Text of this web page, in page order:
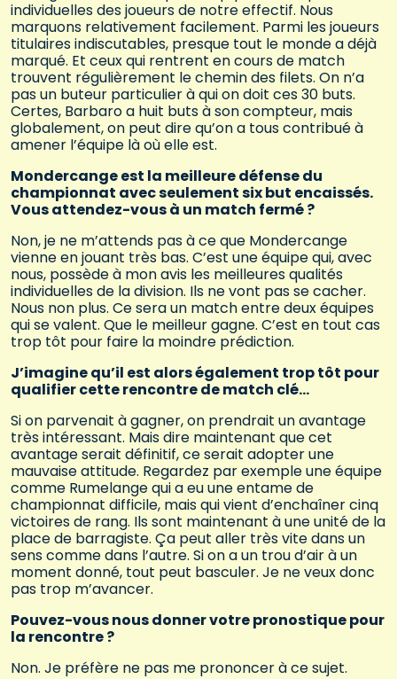
individuelles des joueurs de notre effectif. Nous
marquons relativement facilement. Parmi les joueurs
titulaires indiscutables, presque tout le monde a déjà
marqué. Et ceux qui rentrent en cours de match
trouvent régulièrement le chemin des filets. On n’a
pas un buteur particulier à qui on doit ces 30 buts.
Certes, Barbaro a huit buts à son compteur, mais
globalement, on peut dire qu’on a tous contribué à
amener l’équipe là où elle est.
Mondercange est la meilleure défense du
championnat avec seulement six but encaissés.
Vous attendez-vous à un match fermé ?
Non, je ne m’attends pas à ce que Mondercange
vienne en jouant très bas. C’est une équipe qui, avec
nous, possède à mon avis les meilleures qualités
individuelles de la division. Ils ne vont pas se cacher.
Nous non plus. Ce sera un match entre deux équipes
qui se valent. Que le meilleur gagne. C’est en tout cas
trop tôt pour faire la moindre prédiction.
J’imagine qu’il est alors également trop tôt pour
qualifier cette rencontre de match clé…
Si on parvenait à gagner, on prendrait un avantage
très intéressant. Mais dire maintenant que cet
avantage serait définitif, ce serait adopter une
mauvaise attitude. Regardez par exemple une équipe
comme Rumelange qui a eu une entame de
championnat difficile, mais qui vient d’enchaîner cinq
victoires de rang. Ils sont maintenant à une unité de la
place de barragiste. Ça peut aller très vite dans un
sens comme dans l’autre. Si on a un trou d’air à un
moment donné, tout peut basculer. Je ne veux donc
pas trop m’avancer.
Pouvez-vous nous donner votre pronostique pour
la rencontre ?
Non. Je préfère ne pas me prononcer à ce sujet.